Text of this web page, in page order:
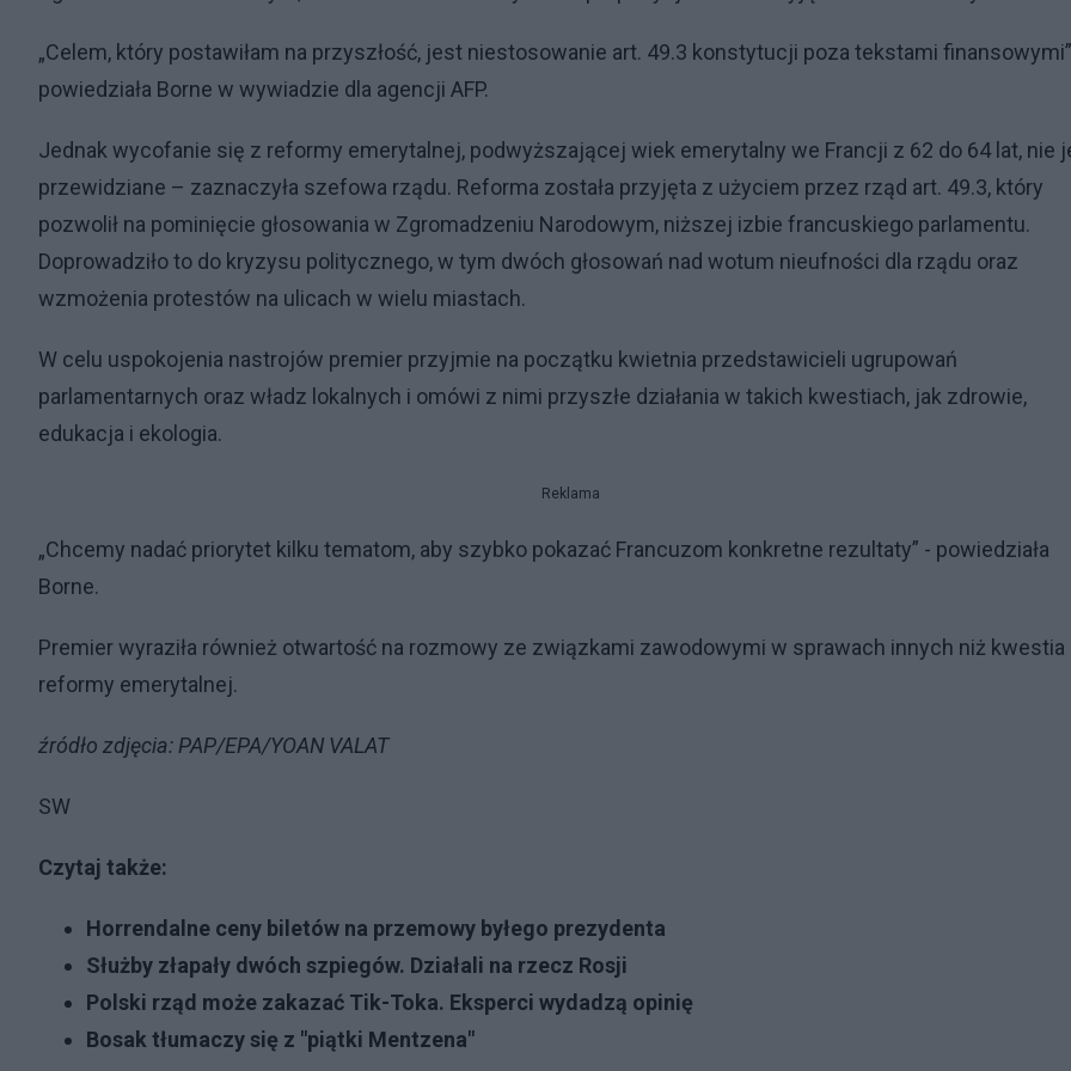
„Celem, który postawiłam na przyszłość, jest niestosowanie art. 49.3 konstytucji poza tekstami
powiedziała Borne w wywiadzie dla agencji AFP.
Jednak wycofanie się z reformy emerytalnej, podwyższającej wiek emerytalny we Francji z 62 do 64 lat, nie
przewidziane – zaznaczyła szefowa rządu. Reforma została przyjęta z użyciem przez rząd art. 49.3, który
pozwolił na pominięcie głosowania w Zgromadzeniu Narodowym, niższej izbie francuskiego parlamentu.
Doprowadziło to do kryzysu politycznego, w tym dwóch głosowań nad wotum nieufności dla rządu oraz
wzmożenia protestów na ulicach w wielu miastach.
W celu uspokojenia nastrojów premier przyjmie na początku kwietnia przedstawicieli ugrupowań
parlamentarnych oraz władz lokalnych i omówi z nimi przyszłe działania w takich kwestiach, jak zdrowie,
edukacja i ekologia.
Reklama
„Chcemy nadać priorytet kilku tematom, aby szybko pokazać Francuzom konkretne rezultaty” - powiedziała
Borne.
Premier wyraziła również otwartość na rozmowy ze związkami zawodowymi w sprawach innych niż kwestia
reformy emerytalnej.
źródło zdjęcia: PAP/EPA/YOAN VALAT
SW
Czytaj także:
Horrendalne ceny biletów na przemowy byłego prezydenta
Służby złapały dwóch szpiegów. Działali na rzecz Rosji
Polski rząd może zakazać Tik-Toka. Eksperci wydadzą opinię
Bosak tłumaczy się z "piątki Mentzena"